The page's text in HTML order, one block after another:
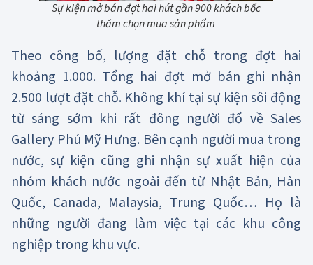
Sự kiện mở bán đợt hai hút gần 900 khách bốc
thăm chọn mua sản phẩm
Theo công bố, lượng đặt chỗ trong đợt hai
khoảng 1.000. Tổng hai đợt mở bán ghi nhận
2.500 lượt đặt chỗ. Không khí tại sự kiện sôi động
từ sáng sớm khi rất đông người đổ về Sales
Gallery Phú Mỹ Hưng. Bên cạnh người mua trong
nước, sự kiện cũng ghi nhận sự xuất hiện của
nhóm khách nước ngoài đến từ Nhật Bản, Hàn
Quốc, Canada, Malaysia, Trung Quốc… Họ là
những người đang làm việc tại các khu công
nghiệp trong khu vực.